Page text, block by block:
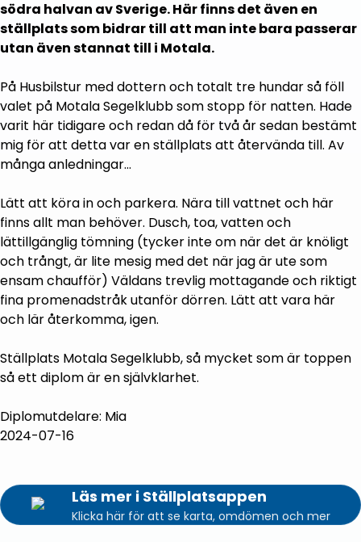
södra halvan av Sverige. Här finns det även en
ställplats som bidrar till att man inte bara passerar
utan även stannat till i Motala.
På Husbilstur med dottern och totalt tre hundar så föll
valet på Motala Segelklubb som stopp för natten. Hade
varit här tidigare och redan då för två år sedan bestämt
mig för att detta var en ställplats att återvända till. Av
många anledningar…
Lätt att köra in och parkera. Nära till vattnet och här
finns allt man behöver. Dusch, toa, vatten och
lättillgänglig tömning (tycker inte om när det är knöligt
och trångt, är lite mesig med det när jag är ute som
ensam chaufför) Väldans trevlig mottagande och riktigt
fina promenadstråk utanför dörren. Lätt att vara här
och lär återkomma, igen.
Ställplats Motala Segelklubb, så mycket som är toppen
så ett diplom är en självklarhet.
Diplomutdelare: Mia
2024-07-16
Läs mer i Ställplatsappen
Klicka här för att se karta, omdömen och mer